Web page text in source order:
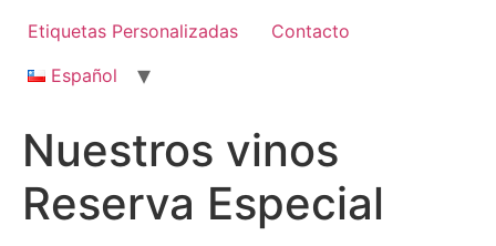
Etiquetas Personalizadas
Contacto
Español
Nuestros vinos
Reserva Especial